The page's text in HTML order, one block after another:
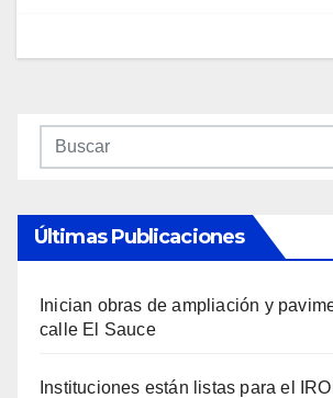
Últimas Publicaciones
Inician obras de ampliación y
calle El Sauce
Instituciones están listas para el